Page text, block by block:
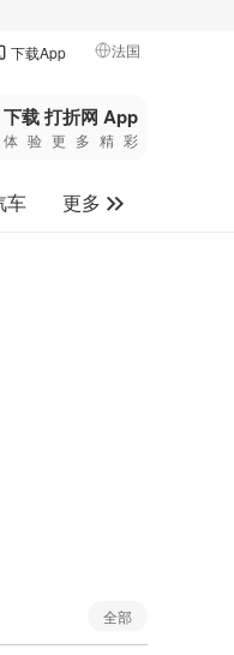
下载App 法国
🇺🇸美国
🇨🇳中国
加拿大
下载 打折网 App
体验更多精彩
车
更多
全部